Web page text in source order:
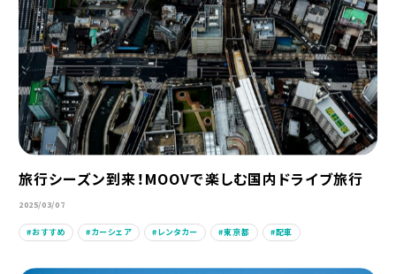
旅行シーズン到来！MOOVで楽しむ国内ドライブ旅行
2025/03/07
おすすめ カーシェア レンタカー 東京都 配車